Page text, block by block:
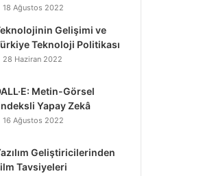
18 Ağustos 2022
Gelişimi ve
Teknoloji Politikası
28 Haziran 2022
Metin-Görsel
Yapay Zekâ
16 Ağustos 2022
Geliştiricilerinden
Tavsiyeleri